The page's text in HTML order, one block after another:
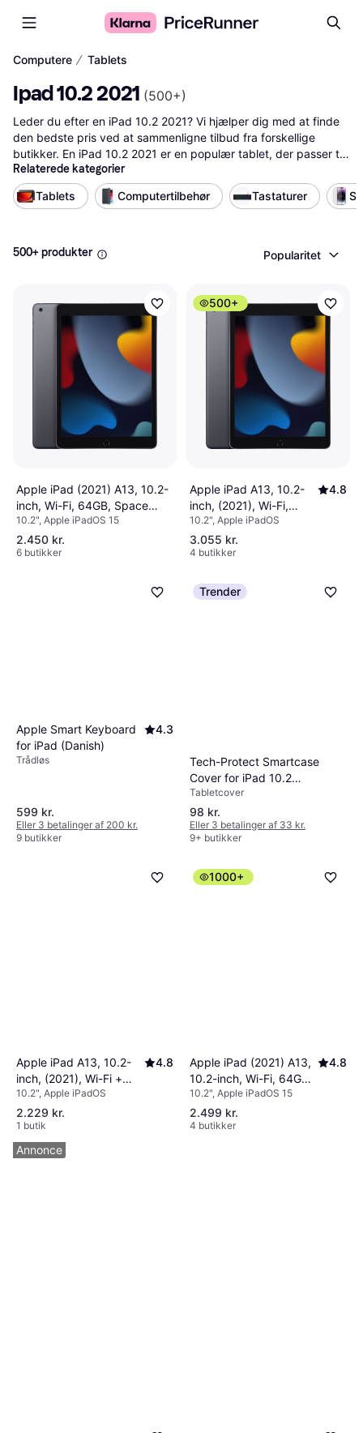
Computere ∕ Tablets
Ipad 10.2 2021 (500+)
Leder du efter en iPad 10.2 2021? Vi hjælper dig med at finde
den bedste pris ved at sammenligne tilbud fra forskellige
butikker. En iPad 10.2 2021 er en populær tablet, der passer til
både arbejde og underholdning. Du kan nemt se forskelle i
priser og funktioner, så du kan træffe det rigtige valg for dine
behov. På vores side kan du også finde links til relaterede
tilgængelige her, så du hurtigt kan få overblik over markedet.
Relaterede kategorier
Tablets
Computertilbehør Tastaturer
500+ produkter Popularitet
Apple iPad (2021) A13, 10.2-
inch, Wi-Fi, 64GB, Space
Gray
10.2", Apple iPadOS 15
2.450 kr.
6 butikker
500+
Apple iPad A13, 10.2-
inch, (2021), Wi-Fi,
256GB Space Gray
4.8
10.2", Apple iPadOS
3.055 kr.
4 butikker
Apple Smart Keyboard
for iPad (Danish)
4.3
Trådløs
599 kr.
Eller 3 betalinger af 200 kr.
9 butikker
Trender
Tech-Protect Smartcase
Cover for iPad 10.2
2019/2020/2021
Tabletcover
98 kr.
Eller 3 betalinger af 33 kr.
9+ butikker
Apple iPad A13, 10.2-
inch, (2021), Wi-Fi +
Cellular 64GB Silver
4.8
10.2", Apple iPadOS
2.229 kr.
1 butik
1000+
Apple iPad (2021) A13,
10.2-inch, Wi-Fi, 64GB
Silver
4.8
10.2", Apple iPadOS 15
2.499 kr.
4 butikker
Annonce